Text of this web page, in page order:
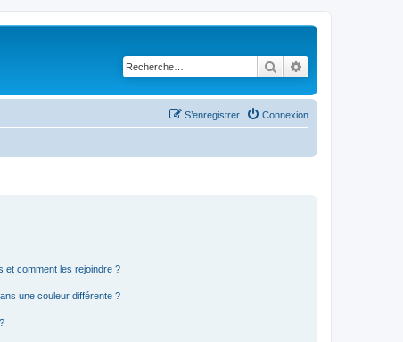
Rechercher
Connexion
S’enregistrer
et comment les rejoindre ?
une couleur différente ?